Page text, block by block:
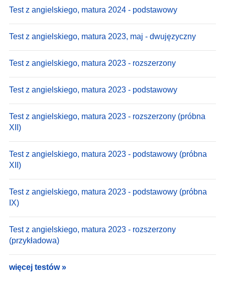
Test z angielskiego, matura 2024 - podstawowy
Test z angielskiego, matura 2023, maj - dwujęzyczny
Test z angielskiego, matura 2023 - rozszerzony
Test z angielskiego, matura 2023 - podstawowy
Test z angielskiego, matura 2023 - rozszerzony (próbna
XII)
Test z angielskiego, matura 2023 - podstawowy (próbna
XII)
Test z angielskiego, matura 2023 - podstawowy (próbna
IX)
Test z angielskiego, matura 2023 - rozszerzony
(przykładowa)
więcej testów »